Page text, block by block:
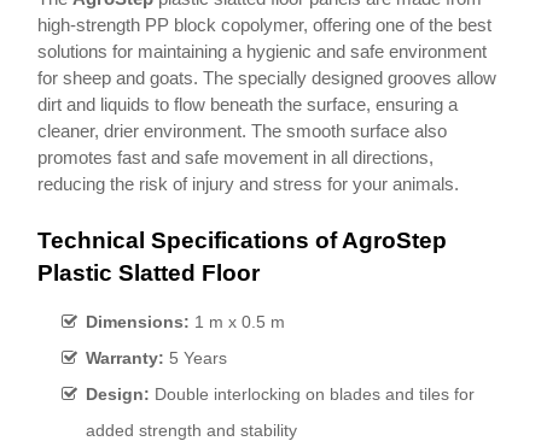
high-strength PP block copolymer, offering one of the best
solutions for maintaining a hygienic and safe environment
for sheep and goats. The specially designed grooves allow
dirt and liquids to flow beneath the surface, ensuring a
cleaner, drier environment. The smooth surface also
promotes fast and safe movement in all directions,
reducing the risk of injury and stress for your animals.
Technical Specifications of AgroStep
Plastic Slatted Floor
Dimensions: 1 m x 0.5 m
Warranty: 5 Years
Design: Double interlocking on blades and tiles for
added strength and stability